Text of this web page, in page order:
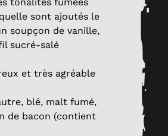
sont ajoutés le
soupçon de vanille,
sucré-salé
et très agréable
blé, malt fumé,
de bacon (contient